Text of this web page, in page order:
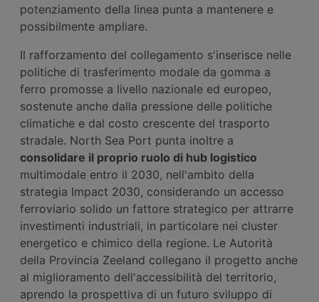
potenziamento della linea punta a mantenere e
possibilmente ampliare.
Il rafforzamento del collegamento s'inserisce nelle
politiche di trasferimento modale da gomma a
ferro promosse a livello nazionale ed europeo,
sostenute anche dalla pressione delle politiche
climatiche e dal costo crescente del trasporto
stradale. North Sea Port punta inoltre a
consolidare il proprio ruolo di hub logistico
multimodale entro il 2030, nell'ambito della
strategia Impact 2030, considerando un accesso
ferroviario solido un fattore strategico per attrarre
investimenti industriali, in particolare nei cluster
energetico e chimico della regione. Le Autorità
della Provincia Zeeland collegano il progetto anche
al miglioramento dell'accessibilità del territorio,
aprendo la prospettiva di un futuro sviluppo di